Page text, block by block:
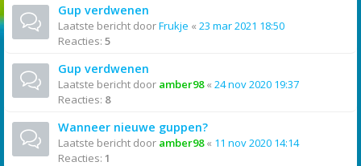
Gup verdwenen
Laatste bericht doorFrukje « 23 mar 2021 18:50
Reacties: 5
Gup verdwenen
Laatste bericht door amber98« 24 nov 2020 19:37
Reacties: 8
Wanneer nieuwe guppen?
Laatste bericht door amber98« 11 nov 2020 14:14
Reacties: 1